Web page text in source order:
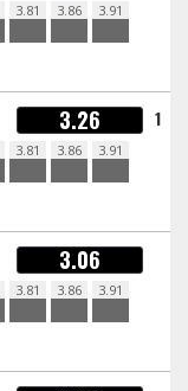
3.81 3.86 3.91
3.26 1
3.81 3.86 3.91
3.06
3.81 3.86 3.91